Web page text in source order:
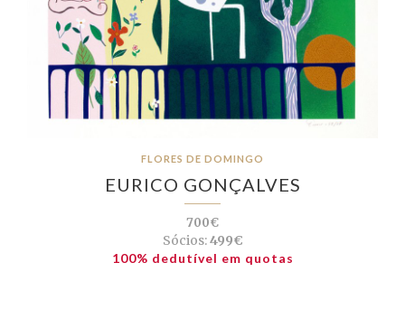
FLORES DE DOMINGO
EURICO GONÇALVES
700€
Sócios:499€
100% dedutível em quotas